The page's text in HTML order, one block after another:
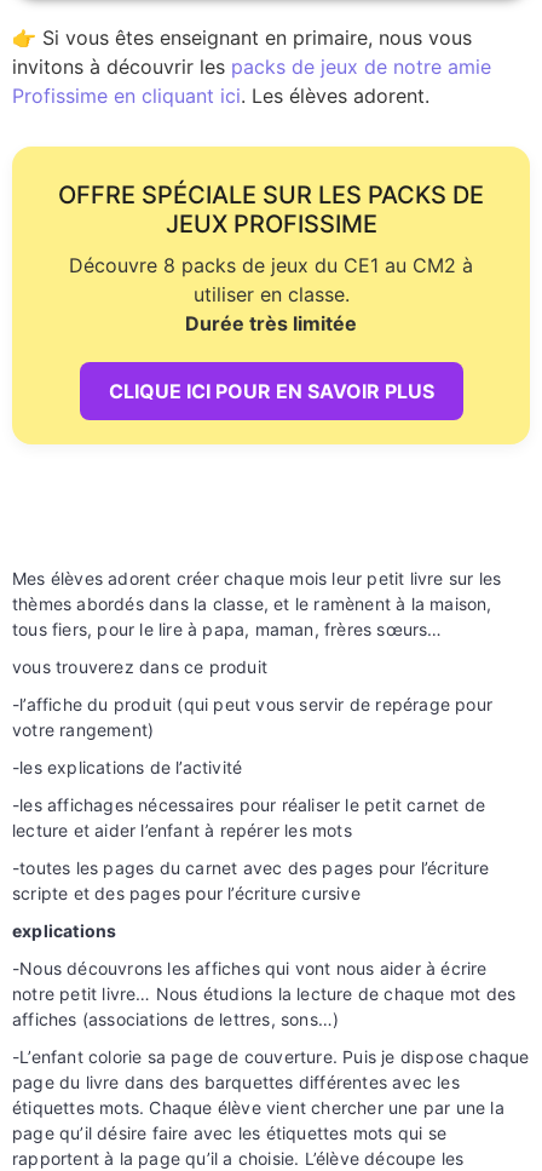
👉 Si vous êtes enseignant en primaire, nous vous
invitons à découvrir les packs de jeux de notre amie
Profissime en cliquant ici. Les élèves adorent.
OFFRE SPÉCIALE SUR LES PACKS DE
JEUX PROFISSIME
Découvre 8 packs de jeux du CE1 au CM2 à
utiliser en classe.
Durée très limitée
CLIQUE ICI POUR EN SAVOIR PLUS
Mes élèves adorent créer chaque mois leur petit livre sur les
thèmes abordés dans la classe, et le ramènent à la maison,
tous fiers, pour le lire à papa, maman, frères sœurs…
vous trouverez dans ce produit
-l’affiche du produit (qui peut vous servir de repérage pour
votre rangement)
-les explications de l’activité
-les affichages nécessaires pour réaliser le petit carnet de
lecture et aider l’enfant à repérer les mots
-toutes les pages du carnet avec des pages pour l’écriture
scripte et des pages pour l’écriture cursive
explications
-Nous découvrons les affiches qui vont nous aider à écrire
notre petit livre… Nous étudions la lecture de chaque mot des
affiches (associations de lettres, sons…)
-L’enfant colorie sa page de couverture. Puis je dispose chaque
page du livre dans des barquettes différentes avec les
étiquettes mots. Chaque élève vient chercher une par une la
page qu’il désire faire avec les étiquettes mots qui se
rapportent à la page qu’il a choisie. L’élève découpe les